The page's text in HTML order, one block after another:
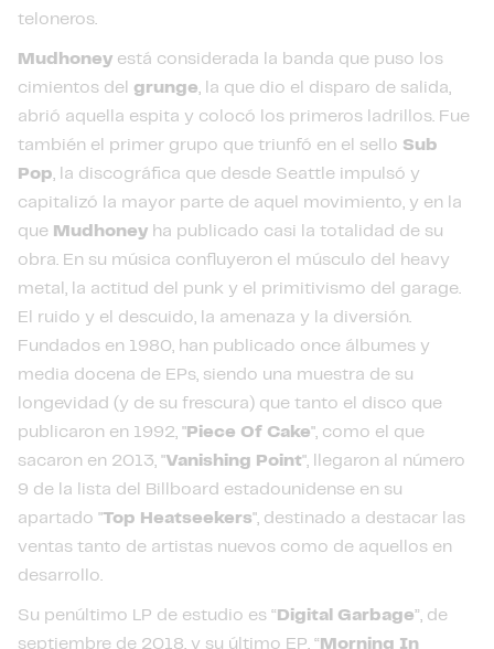
teloneros.
Mudhoney está considerada la banda que puso los
cimientos del grunge, la que dio el disparo de salida,
abrió aquella espita y colocó los primeros ladrillos. Fue
también el primer grupo que triunfó en el sello Sub
Pop, la discográfica que desde Seattle impulsó y
capitalizó la mayor parte de aquel movimiento, y en la
que Mudhoney ha publicado casi la totalidad de su
obra. En su música confluyeron el músculo del heavy
metal, la actitud del punk y el primitivismo del garage.
El ruido y el descuido, la amenaza y la diversión.
Fundados en 1980, han publicado once álbumes y
media docena de EPs, siendo una muestra de su
longevidad (y de su frescura) que tanto el disco que
publicaron en 1992, " Piece Of Cake", como el que
sacaron en 2013, "Vanishing Point", llegaron al número
9 de la lista del Billboard estadounidense en su
apartado "Top Heatseekers", destinado a destacar las
ventas tanto de artistas nuevos como de aquellos en
desarrollo.
Su penúltimo LP de estudio es “ Digital Garbage”, de
septiembre de 2018, y su último EP, “ Morning In